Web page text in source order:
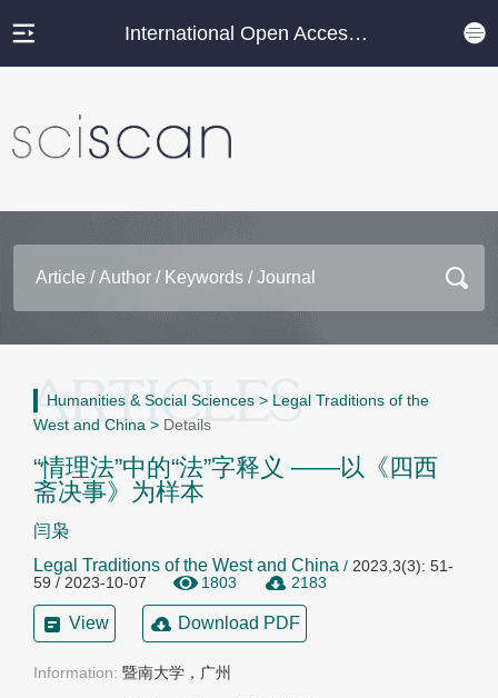
International Open Access Journal Platform
Humanities & Social Sciences > Legal Traditions of the
West and China > Details
“情理法”中的“法”字释义 ——以《四西
斋决事》为样本
闫枭
Legal Traditions of the West and China / 2023,3(3): 51-
59 / 2023-10-07
1803 2183
View Download PDF
Information: 暨南大学，广州